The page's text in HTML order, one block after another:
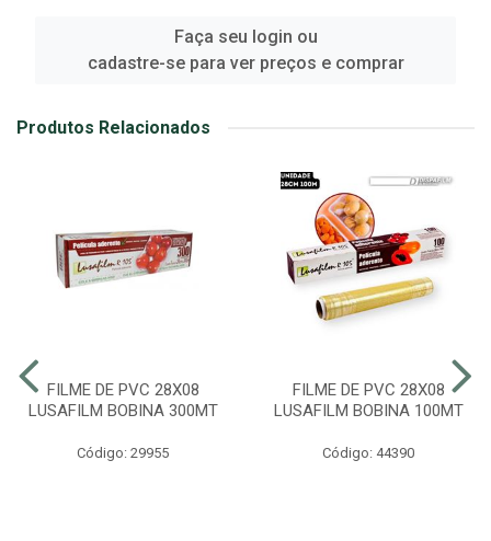
Faça seu login ou
cadastre-se para ver preços e comprar
Produtos Relacionados
FILME DE PVC 28X08
LUSAFILM BOBINA 300MT
Código: 29955
FILME DE PVC 28X08
LUSAFILM BOBINA 100MT
Código: 44390